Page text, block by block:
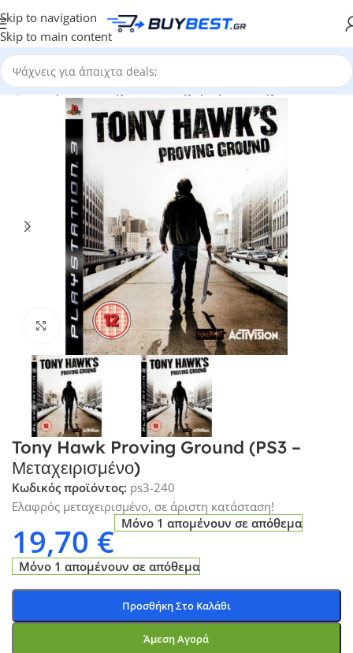
Skip to navigation
Skip to main content
/Ηλεκτρονικά Παιχνίδια/Μεταχειρισμένα Παιχνίδια - Retro
Click to enlarge
Tony Hawk Proving Ground (PS3 –
Μεταχειρισμένο)
Κωδικός προϊόντος: ps3-240
Ελαφρός μεταχειρισμένο, σε άριστη κατάσταση!
19,70 € Μόνο 1 απομένουν σε απόθεμα
Μόνο 1 απομένουν σε απόθεμα
Προσθήκη Στο Καλάθι
Άμεση Αγορά